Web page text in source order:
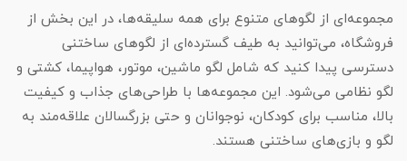
مجموعه‌ای از لگوهای متنوع برای همه سلیقه‌ها، در این بخش از
فروشگاه، می‌توانید به طیف گسترده‌ای از لگوهای ساختنی
دسترسی پیدا کنید که شامل لگو ماشین، موتور، هواپیما، کشتی و
لگو نظامی می‌شود. این مجموعه‌ها با طراحی‌های جذاب و کیفیت
بالا، مناسب برای کودکان، نوجوانان و حتی بزرگسالان علاقه‌مند به
لگو و بازی‌های ساختنی هستند.